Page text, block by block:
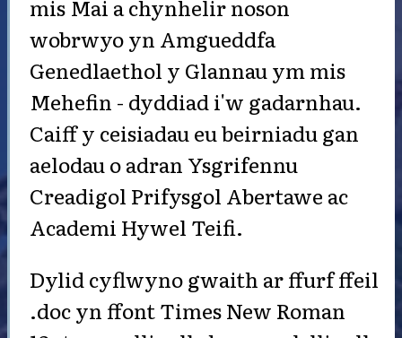
mis Mai a chynhelir noson
wobrwyo yn Amgueddfa
Genedlaethol y Glannau ym mis
Mehefin - dyddiad i'w gadarnhau.
Caiff y ceisiadau eu beirniadu gan
aelodau o adran Ysgrifennu
Creadigol Prifysgol Abertawe ac
Academi Hywel Teifi.
Dylid cyflwyno gwaith ar ffurf ffeil
.doc yn ffont Times New Roman